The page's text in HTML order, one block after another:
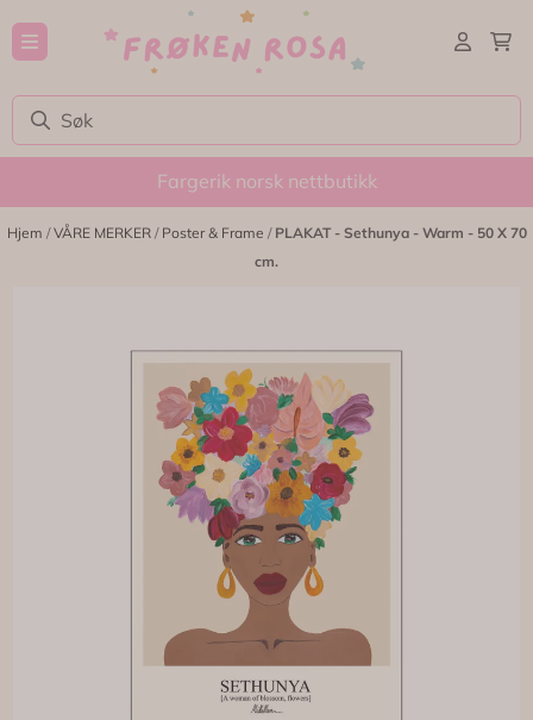
Hopp til innhold
Fargerik norsk nettbutikk
Hjem /VÅRE MERKER / Poster & Frame / PLAKAT - Sethunya - Warm - 50 X 70
cm.